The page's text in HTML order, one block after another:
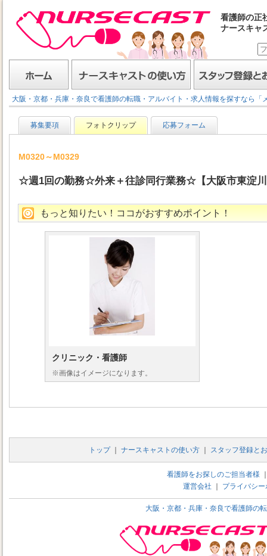
看護師の正
ナースキャ
ホーム ナースキャストの使い方 スタッフ登録とお仕
大阪・京都・兵庫・奈良で看護師の転職・アルバイト・求人情報を探すなら「
募集要項 フォトクリップ 応募フォーム
M0320～M0329
☆週1回の勤務☆外来＋往診同行業務☆【大阪市東淀
もっと知りたい！ココがおすすめポイント！
クリニック・看護師
※画像はイメージになります。
トップ｜ ナースキャストの使い方｜ スタッフ登録と
看護師をお探しのご担当者様
運営会社 ｜ プライバシ
大阪・京都・兵庫・奈良で看護師の